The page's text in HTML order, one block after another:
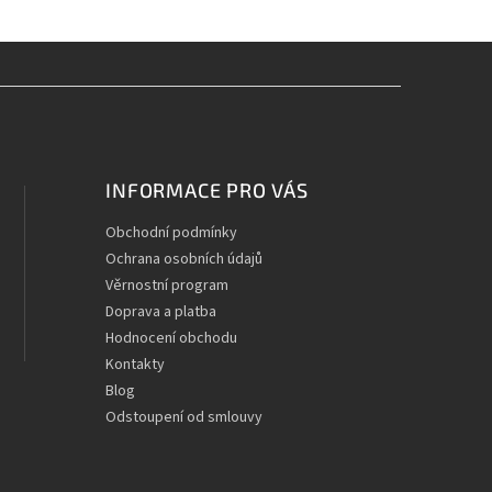
INFORMACE PRO VÁS
Obchodní podmínky
Ochrana osobních údajů
Věrnostní program
Doprava a platba
Hodnocení obchodu
Kontakty
Blog
Odstoupení od smlouvy